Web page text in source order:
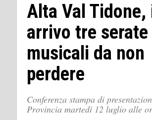
Alta Val Tidone,
arrivo tre serate
musicali da non
perdere
Conferenza stampa di
Provincia martedì 12 luglio alle